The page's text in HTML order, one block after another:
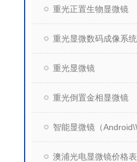
重光正置生物显微镜
重光显微数码成像系统
重光显微镜
重光倒置金相显微镜
澳浦光电显微镜价格表